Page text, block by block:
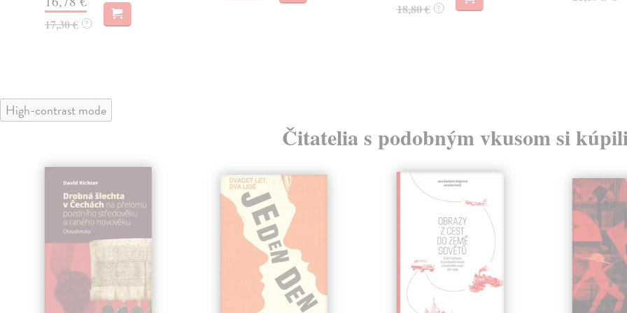
17,30 € ?
18,80 € ?
High-contrast mode
Čitatelia s podobným vkusom si